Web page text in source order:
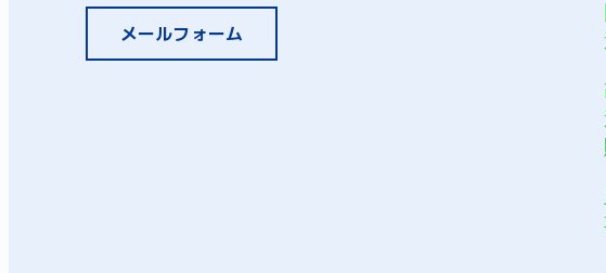
メールフォーム